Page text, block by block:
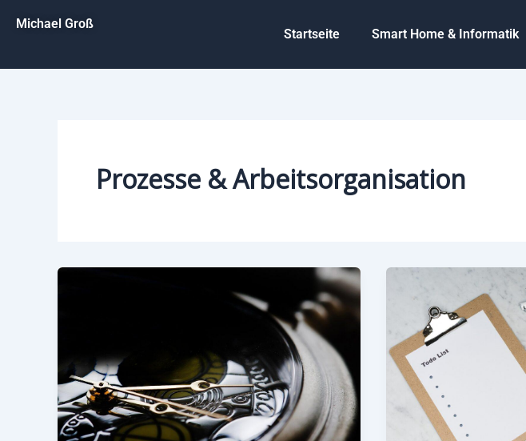
InhaltMichael Groß
Startseite Smart Home & Informatik
Prozesse & Arbeitsorganisation